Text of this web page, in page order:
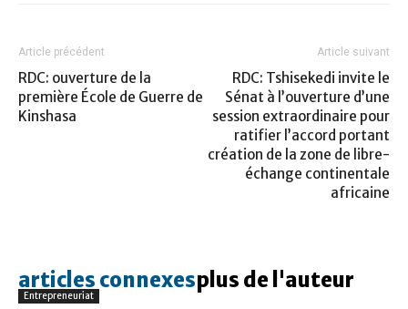
Article précédent
RDC: ouverture de la
première École de Guerre de
Kinshasa
Article suivant
RDC: Tshisekedi invite le
Sénat à l’ouverture d’une
session extraordinaire pour
ratifier l’accord portant
création de la zone de libre-
échange continentale
africaine
articles connexesplus de l'auteur
Entrepreneuriat